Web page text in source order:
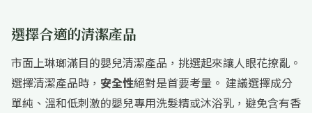
選擇合適的清潔產品
市面上琳瑯滿目的嬰兒清潔產品，挑選起來讓人眼花撩亂。
選擇清潔產品時， 安全性絕對是首要考量。 建議選擇成分
單純、溫和低刺激的嬰兒專用洗髮精或沐浴乳，避免含有香